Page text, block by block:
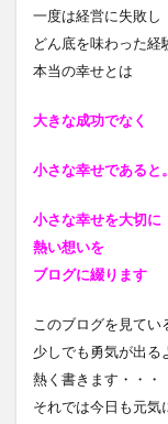
一度は経営に失敗し
どん底を味わった経
本当の幸せとは
大きな成功でなく
小さな幸せであると
小さな幸せを大切に
熱い想いを
ブログに綴ります
このブログを見てい
少しでも勇気が出る
熱く書きます・・・
それでは今日も元気